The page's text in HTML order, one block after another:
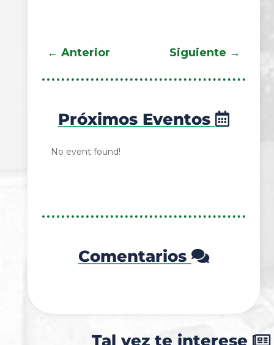
← Anterior Siguiente →
Próximos Eventos
No event found!
Comentarios
Tal vez te interese